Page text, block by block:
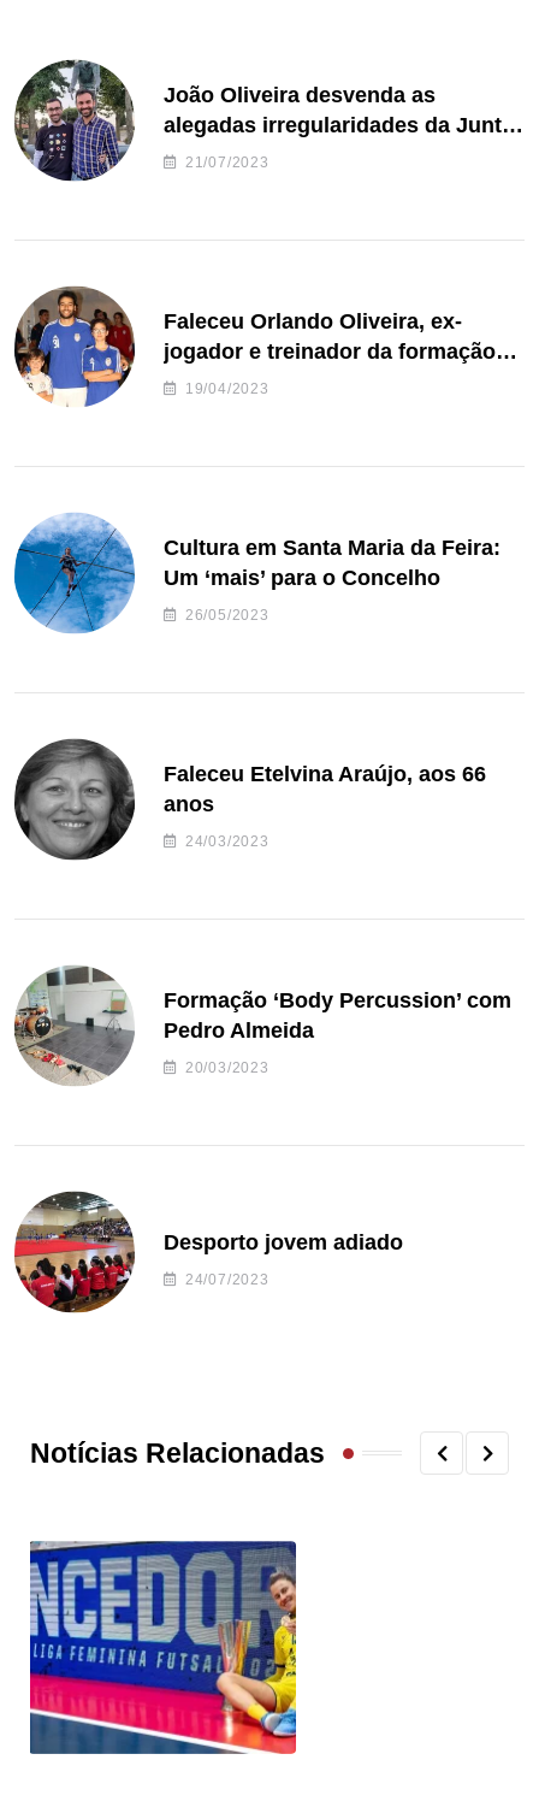
João Oliveira desvenda as
alegadas irregularidades da Junta
de Freguesia S. João de Ver
21/07/2023
Faleceu Orlando Oliveira, ex-
jogador e treinador da formação
de andebol do Feirense
19/04/2023
Cultura em Santa Maria da Feira:
Um ‘mais’ para o Concelho
26/05/2023
Faleceu Etelvina Araújo, aos 66
anos
24/03/2023
Formação ‘Body Percussion’ com
Pedro Almeida
20/03/2023
Desporto jovem adiado
24/07/2023
Notícias Relacionadas